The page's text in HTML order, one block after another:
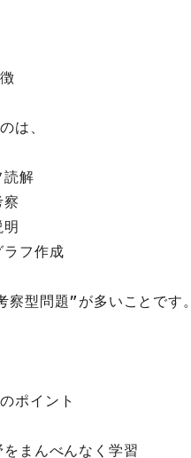
は、
解
フ作成
察型問題”が多いことです。
ポイント
まんべんなく学習